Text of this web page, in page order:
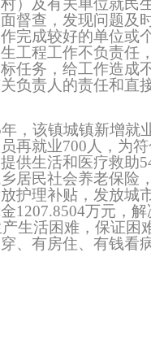
）及有关单位就民
督查，发现问题及
完成较好的单位或
工程工作不负责任
任务，给工作造成
负责人的责任和直
年，该镇城镇新增就
再就业700 人，为
供生活和医疗救助
居民社会养老保险
护理补贴，发放城
1207.8504万元，解
产生活困难，保证困
、有房住、有钱看病